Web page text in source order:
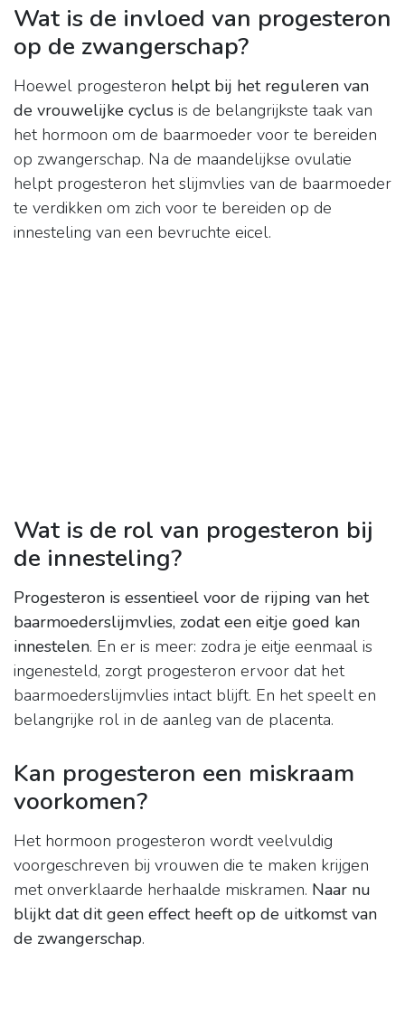
Wat is de invloed van progesteron
op de zwangerschap?
Hoewel progesteron helpt bij het reguleren van
de vrouwelijke cyclus is de belangrijkste taak van
het hormoon om de baarmoeder voor te bereiden
op zwangerschap. Na de maandelijkse ovulatie
helpt progesteron het slijmvlies van de baarmoeder
te verdikken om zich voor te bereiden op de
innesteling van een bevruchte eicel.
Wat is de rol van progesteron bij
de innesteling?
Progesteron is essentieel voor de rijping van het
baarmoederslijmvlies, zodat een eitje goed kan
innestelen. En er is meer: zodra je eitje eenmaal is
ingenesteld, zorgt progesteron ervoor dat het
baarmoederslijmvlies intact blijft. En het speelt en
belangrijke rol in de aanleg van de placenta.
Kan progesteron een miskraam
voorkomen?
Het hormoon progesteron wordt veelvuldig
voorgeschreven bij vrouwen die te maken krijgen
met onverklaarde herhaalde miskramen. Naar nu
blijkt dat dit geen effect heeft op de uitkomst van
de zwangerschap.